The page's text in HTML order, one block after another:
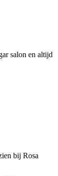
salon en altijd
bij Rosa